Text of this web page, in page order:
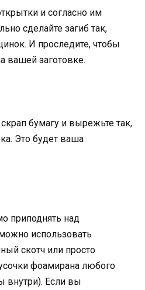
и согласно им
сделайте загиб так,
И проследите, чтобы
вашей заготовке.
бумагу и вырежьте так,
Это будет ваша
приподнять над
использовать
скотч или просто
фоамирана любого
внутри). Если вы